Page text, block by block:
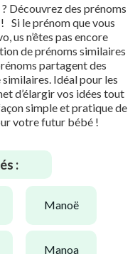
Découvrez des prénoms
Si le prénom que vous
us n’êtes pas encore
de prénoms similaires
partagent des
Idéal pour les
d’élargir vos idées tout
simple et pratique de
votre futur bébé !
:
manoë
manoa